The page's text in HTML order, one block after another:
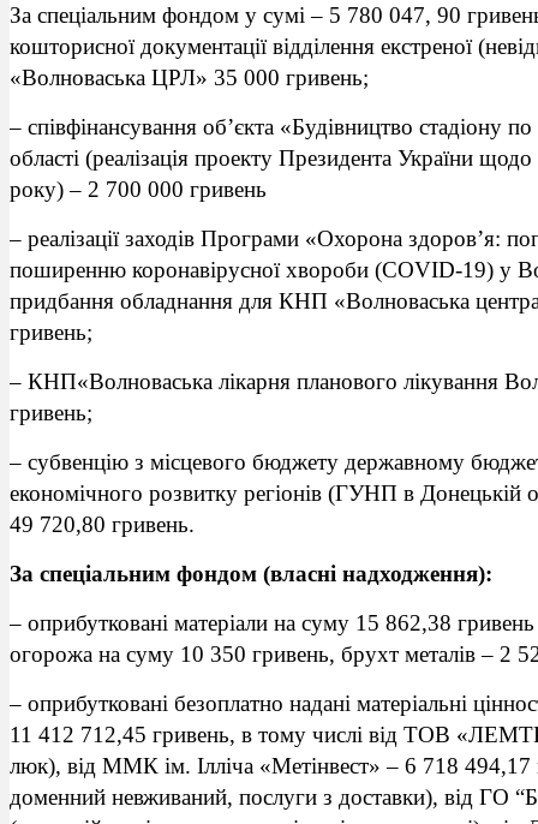
За спеціальним фондом у сумі – 5 780 047, 90
кошторисної документації відділення екстреної
«Волноваська ЦРЛ» 35 000 гривень;
– співфінансування об’єкта «Будівництво стадіону
області (реалізація проекту Президента України
року) – 2 700 000 гривень
– реалізації заходів Програми «Охорона здоров’я:
поширенню коронавірусної хвороби (COVID-19) у
придбання обладнання для КНП «Волноваська
гривень;
– КНП«Волноваська лікарня планового лікування
гривень;
– субвенцію з місцевого бюджету державному
економічного розвитку регіонів (ГУНП в Донецькій
49 720,80 гривень.
За спеціальним фондом (власні надходження):
– оприбутковані матеріали на суму 15 862,38
огорожа на суму 10 350 гривень, брухт металів – 2
– оприбутковані безоплатно надані матеріальні
11 412 712,45 гривень, в тому числі від ТОВ
люк), від ММК ім. Ілліча «Метінвест» – 6 718
доменний невживаний, послуги з доставки), від ГО